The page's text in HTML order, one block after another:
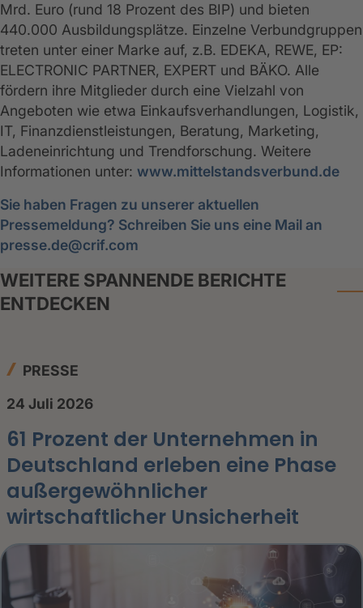
Mrd. Euro (rund 18 Prozent des BIP) und bieten
440.000 Ausbildungsplätze. Einzelne Verbundgruppen
treten unter einer Marke auf, z.B. EDEKA, REWE, EP:
ELECTRONIC PARTNER, EXPERT und BÄKO. Alle
fördern ihre Mitglieder durch eine Vielzahl von
Angeboten wie etwa Einkaufsverhandlungen, Logistik,
IT, Finanzdienstleistungen, Beratung, Marketing,
Ladeneinrichtung und Trendforschung. Weitere
Informationen unter: www.mittelstandsverbund.de
Sie haben Fragen zu unserer aktuellen
Pressemeldung? Schreiben Sie uns eine Mail an
presse.de@crif.com
WEITERE SPANNENDE BERICHTE
ENTDECKEN
PRESSE
24 Juli 2026
61 Prozent der Unternehmen in
Deutschland erleben eine Phase
außergewöhnlicher
wirtschaftlicher Unsicherheit